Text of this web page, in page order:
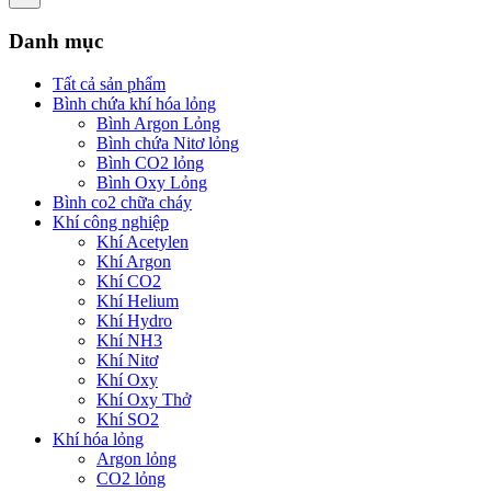
Danh mục
Tất cả sản phẩm
Bình chứa khí hóa lỏng
Bình Argon Lỏng
Bình chứa Nitơ lỏng
Bình CO2 lỏng
Bình Oxy Lỏng
Bình co2 chữa cháy
Khí công nghiệp
Khí Acetylen
Khí Argon
Khí CO2
Khí Helium
Khí Hydro
Khí NH3
Khí Nitơ
Khí Oxy
Khí Oxy Thở
Khí SO2
Khí hóa lỏng
Argon lỏng
CO2 lỏng